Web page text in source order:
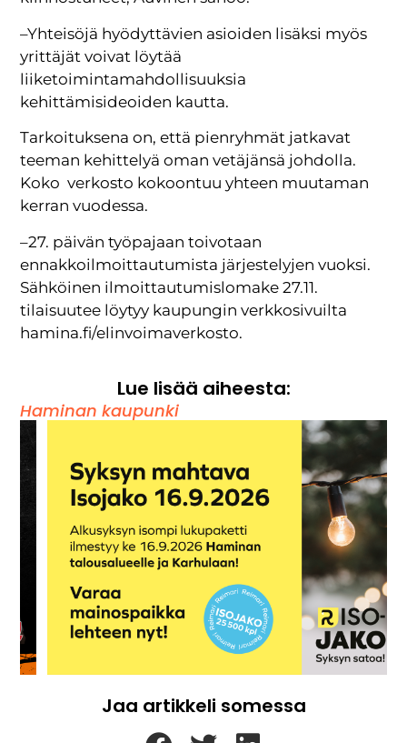
–Yhteisöjä hyödyttävien asioiden lisäksi myös
yrittäjät voivat löytää
liiketoimintamahdollisuuksia
kehittämisideoiden kautta.
Tarkoituksena on, että pienryhmät jatkavat
teeman kehittelyä oman vetäjänsä johdolla.
Koko verkosto kokoontuu yhteen muutaman
kerran vuodessa.
–27. päivän työpajaan toivotaan
ennakkoilmoittautumista järjestelyjen vuoksi.
Sähköinen ilmoittautumislomake 27.11.
tilaisuutee löytyy kaupungin verkkosivuilta
hamina.fi/elinvoimaverkosto.
Lue lisää aiheesta:
Haminan kaupunki
Jaa artikkeli somessa